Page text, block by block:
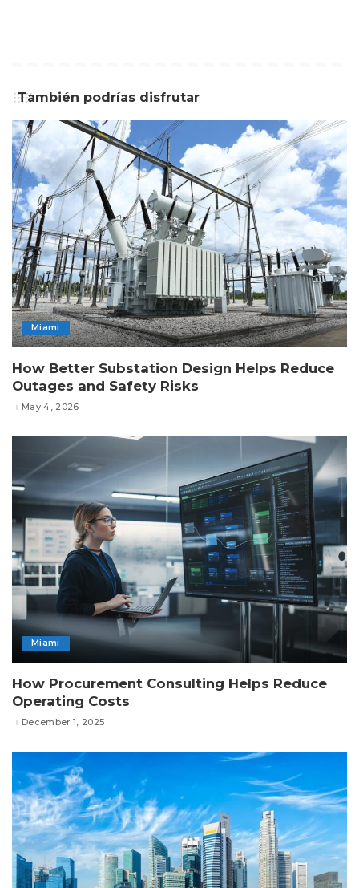
También podrías disfrutar
Miami
How Better Substation Design Helps Reduce
Outages and Safety Risks
May 4, 2026
Miami
How Procurement Consulting Helps Reduce
Operating Costs
December 1, 2025